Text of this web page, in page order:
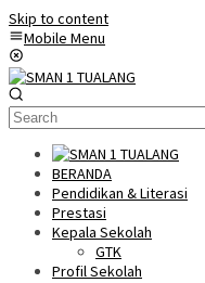
Skip to content
Mobile Menu
BERANDA
Pendidikan & Literasi
Prestasi
Kepala Sekolah
GTK
Profil Sekolah